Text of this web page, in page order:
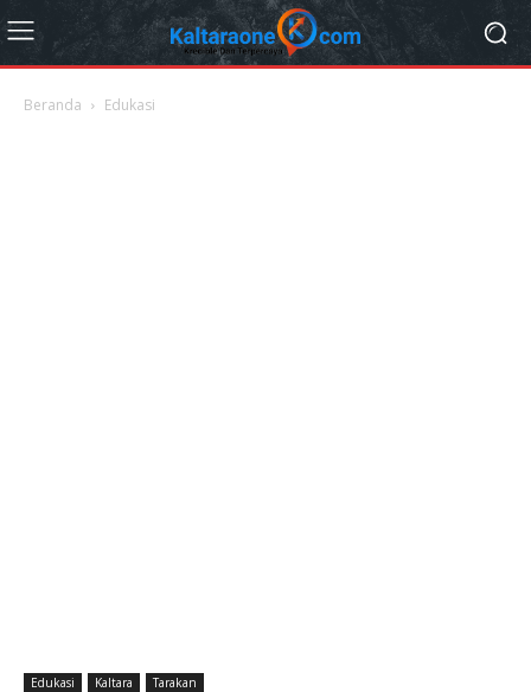
Beranda Edukasi
Edukasi Kaltara Tarakan